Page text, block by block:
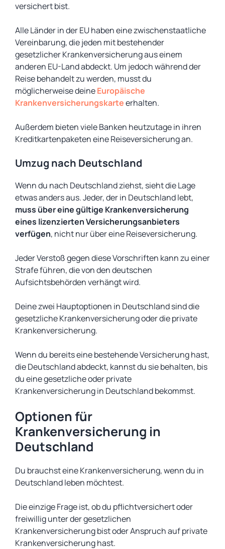
versichert bist.
Alle Länder in der EU haben eine zwischenstaatliche
Vereinbarung, die jeden mit bestehender
gesetzlicher Krankenversicherung aus einem
anderen EU-Land abdeckt. Um jedoch während der
Reise behandelt zu werden, musst du
möglicherweise deineEuropäische
Krankenversicherungskarteerhalten.
Außerdem bieten viele Banken heutzutage in ihren
Kreditkartenpaketen eine Reiseversicherung an.
Umzug nach Deutschland
Wenn du nach Deutschland ziehst, sieht die Lage
etwas anders aus. Jeder, der in Deutschland lebt,
muss über eine gültige Krankenversicherung
eines lizenzierten Versicherungsanbieters
verfügen, nicht nur über eine Reiseversicherung.
Jeder Verstoß gegen diese Vorschriften kann zu einer
Strafe führen, die von den deutschen
Aufsichtsbehörden verhängt wird.
Deine zwei Hauptoptionen in Deutschland sind die
gesetzliche Krankenversicherung oder die private
Krankenversicherung.
Wenn du bereits eine bestehende Versicherung hast,
die Deutschland abdeckt, kannst du sie behalten, bis
du eine gesetzliche oder private
Krankenversicherung in Deutschland bekommst.
Optionen für
Krankenversicherung in
Deutschland
Du brauchst eine Krankenversicherung, wenn du in
Deutschland leben möchtest.
Die einzige Frage ist, ob du pflichtversichert oder
freiwillig unter der gesetzlichen
Krankenversicherung bist oder Anspruch auf private
Krankenversicherung hast.